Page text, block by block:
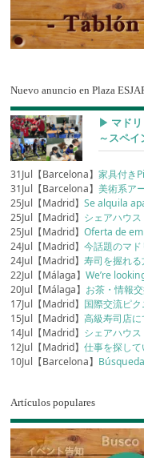
Nuevo anuncio en Plaza
▶︎ マドリ
～スペ
31Jul【Barcelona】家具付き
31Jul【Barcelona】美術系ア
25Jul【Madrid】Se alquila
25Jul【Madrid】 シェアハウ
25Jul【Madrid】Oferta de
24Jul【Madrid】今話題のマ
24Jul【Madrid】寿司を握れ
22Jul【Málaga】We’re
20Jul【Málaga】 お茶・情報
17Jul【Madrid】 国際交流ピ
15Jul【Madrid】高級寿司店
14Jul【Madrid】 シェアハウ
12Jul【Madrid】仕事を探し
10Jul【Barcelona】
Artículos populares